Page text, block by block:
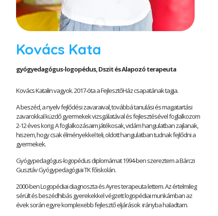
Kovács Kata
gyógyedagógus-logopédus, Dszit és Alapozó terapeuta
Kovács Katalin vagyok. 2017-óta a FejlesztőHáz csapatának tagja.
A beszéd, a nyelv fejlődési zavaraival, továbbá tanulási és magatartási
zavarokkal küzdő gyermekek vizsgálatával és fejlesztésével foglalkozom
2-12 éves korig. A foglalkozásaim játékosak, vidám hangulatban zajlanak,
hiszem, hogy csak élményekkel teli, oldott hangulatban tudnak fejlődni a
gyermekek.
Gyógypedagógus-logopédus diplomámat 1994-ben szereztem a Bárczi
Gusztáv Gyógypedagógiai TK főiskolán.
2000-ben Logopédiai diagnoszta és Ayres terapeuta lettem. Az értelmileg
sérült és beszédhibás gyerekekkel végzett logopédiai munkámban az
évek során egyre komplexebb fejlesztő eljárások irányba haladtam.